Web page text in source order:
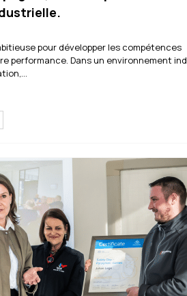
pour développer les compétences
performance. Dans un environnement